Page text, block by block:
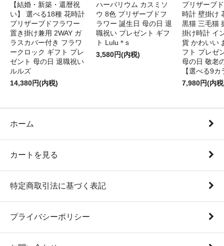
【結婚・新築・還暦祝
い】 選べる18種 花時計
プリザーブドフラワー
置き掛け兼用 2WAY ガ
ラスカバー付き フラワ
ークロック ギフト プレ
ゼント 母の日 退職祝い
ルルズ
14,380円(内税)
ハーバリウム カスミソ
ウ 8色 プリザーブドフ
ラワー 誕生日 母の日 退
職祝い プレゼント ギフ
ト Lulu＊s
3,580円(内税)
プリザーブ
時計 壁掛け
黒猫 三毛猫
掛け時計 イ
貨 かわいい
フト プレゼ
母の日 敬老
【選べる9カ
7,980円(内
ホーム
カートを見る
特定商取引法に基づく表記
プライバシーポリシー